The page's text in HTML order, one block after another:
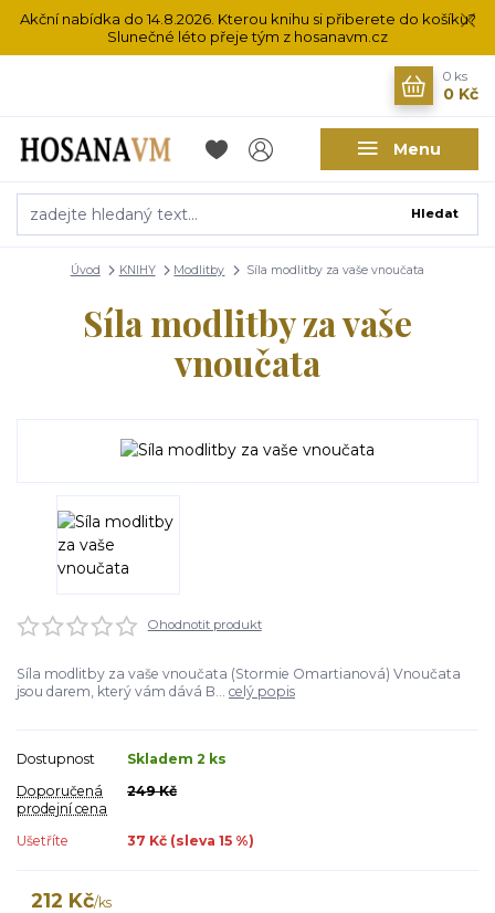
Akční nabídka do 14.8.2026. Kterou knihu si přiberete do košíku?
Slunečné léto přeje tým z hosanavm.cz
Menu
Hledat
0 ks
0 Kč
Úvod KNIHY Modlitby Síla modlitby za vaše vnoučata
Síla modlitby za vaše
vnoučata
Ohodnotit produkt
Síla modlitby za vaše vnoučata (Stormie Omartianová) Vnoučata
jsou darem, který vám dává B... celý popis
Dostupnost
Skladem 2 ks
Doporučená
prodejní cena
249 Kč
Ušetříte 37 Kč (sleva 15 %)
212 Kč/ks